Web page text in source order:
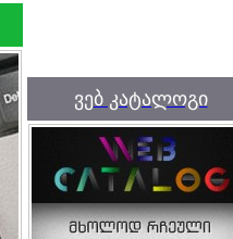
ვებ კატალოგი